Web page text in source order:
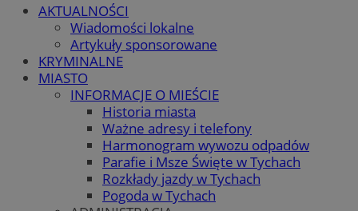
AKTUALNOŚCI
Wiadomości lokalne
Artykuły sponsorowane
KRYMINALNE
MIASTO
INFORMACJE O MIEŚCIE
Historia miasta
Ważne adresy i telefony
Harmonogram wywozu odpadów
Parafie i Msze Święte w Tychach
Rozkłady jazdy w Tychach
Pogoda w Tychach